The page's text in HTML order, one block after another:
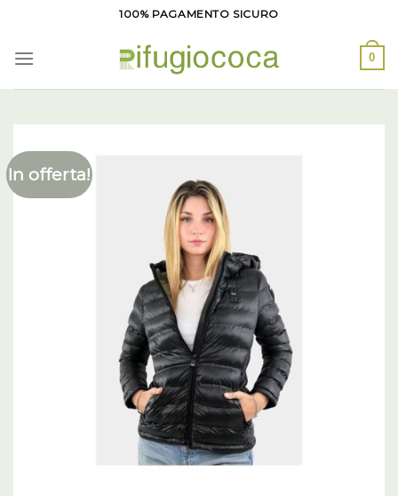
contenuti
100% PAGAMENTO SICURO
0
In offerta!